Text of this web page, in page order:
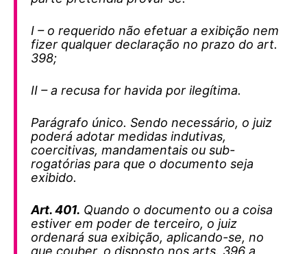
I – o requerido não efetuar a exibição nem
fizer qualquer declaração no prazo do art.
398;
II – a recusa for havida por ilegítima.
Parágrafo único. Sendo necessário, o juiz
poderá adotar medidas indutivas,
coercitivas, mandamentais ou sub-
rogatórias para que o documento seja
exibido.
Art. 401. Quando o documento ou a coisa
estiver em poder de terceiro, o juiz
ordenará sua exibição, aplicando-se, no
que couber, o disposto nos arts. 396 a